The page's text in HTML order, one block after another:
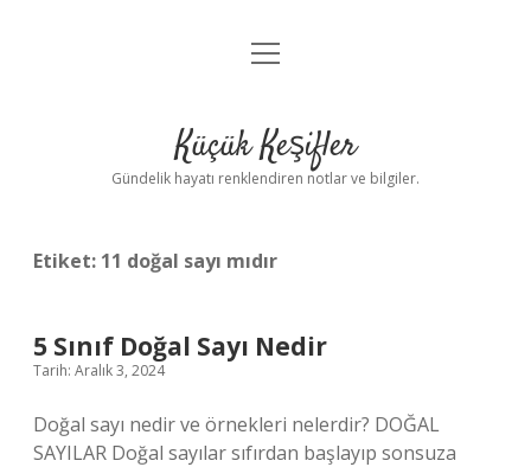
Anasayfa
Yasal Uyarı
menüyü
Küçük Keşifler
Gündelik hayatı renklendiren notlar ve bilgiler.
Etiket: 11 doğal sayı mıdır
5 Sınıf Doğal Sayı Nedir
Tarih: Aralık 3, 2024
Doğal sayı nedir ve örnekleri nelerdir? DOĞAL
SAYILAR Doğal sayılar sıfırdan başlayıp sonsuza